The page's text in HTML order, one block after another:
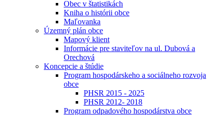
Obec v štatistikách
Kniha o histórii obce
Maľovanka
Územný plán obce
Mapový klient
Informácie pre staviteľov na ul. Dubová a
Orechová
Koncepcie a štúdie
Program hospodárskeho a sociálneho rozvoja
obce
PHSR 2015 - 2025
PHSR 2012- 2018
Program odpadového hospodárstva obce